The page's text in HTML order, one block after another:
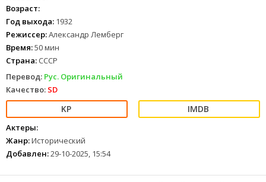
Возраст:
Год выхода: 1932
Режиссер:Александр Лемберг
Время:50 мин
Страна: СССР
Перевод: Рус. Оригинальный
Качество: SD
Актеры:
Жанр:Исторический
Добавлен:29-10-2025, 15:54